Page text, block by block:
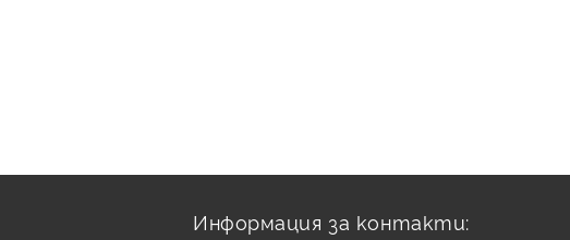
Информация за контакти: